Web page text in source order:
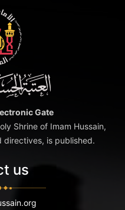
Gate
Shrine of Imam Hussain,
directives, is published.
us